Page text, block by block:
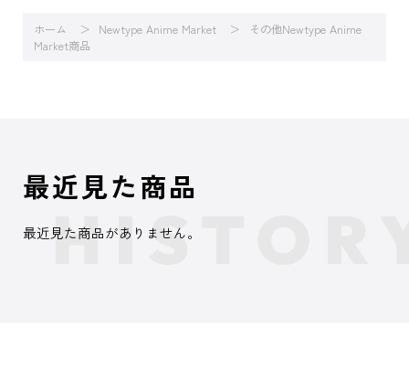
ホーム Newtype Anime Market
その他Newtype Anime
Market商品
最近見た商品
最近見た商品がありません。